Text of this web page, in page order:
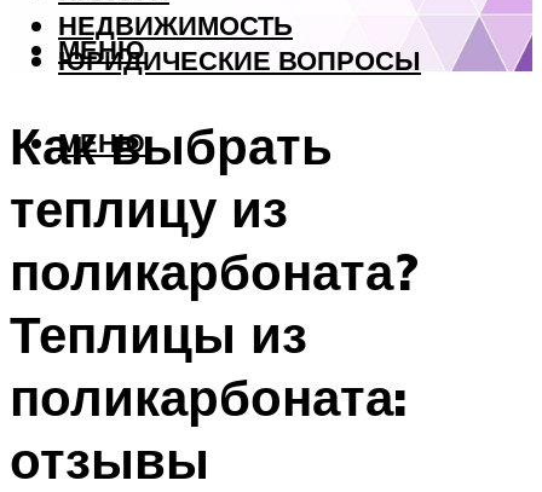
НЕДВИЖИМОСТЬ
ЮРИДИЧЕСКИЕ ВОПРОСЫ
МЕНЮ
МЕНЮ
Как выбрать
теплицу из
поликарбоната?
Теплицы из
поликарбоната:
отзывы